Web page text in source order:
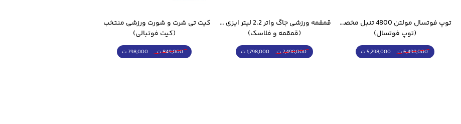
توپ فوتسال مولتن 4800 تنبل مخصوص سالن
(توپ فوتسال)
6,498,000 ت 5,298,000 ت
قمقمه ورزشی جاگ واتر 2.2 لیتر ایزی فیت
(قمقمه و فلاسک)
2,498,000 ت 1,798,000 ت
(کیت فوتبالی)
849,000 ت 798,000 ت